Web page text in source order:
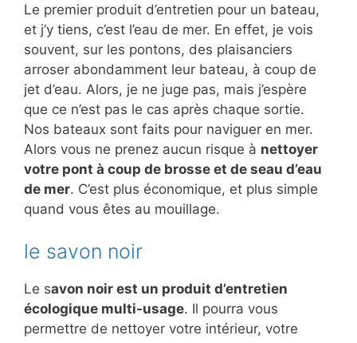
Le premier produit d’entretien pour un bateau,
et j’y tiens, c’est l’eau de mer. En effet, je vois
souvent, sur les pontons, des plaisanciers
arroser abondamment leur bateau, à coup de
jet d’eau. Alors, je ne juge pas, mais j’espère
que ce n’est pas le cas après chaque sortie.
Nos bateaux sont faits pour naviguer en mer.
Alors vous ne prenez aucun risque à nettoyer
votre pont à coup de brosse et de seau d’eau
de mer. C’est plus économique, et plus simple
quand vous êtes au mouillage.
le savon noir
Le savon noir est un produit d’entretien
écologique multi-usage. Il pourra vous
permettre de nettoyer votre intérieur, votre